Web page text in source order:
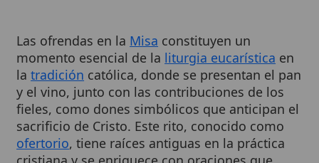
latradicióncatólica, donde se presentan el pan
y el vino, junto con las contribuciones de los
fieles, como dones simbólicos que anticipan el
sacrificio de Cristo. Este rito, conocido como
ofertorio, tiene raíces antiguas en la práctica
cristiana y se enriquece con oraciones que
invocan la bendicióndivina sobre los
elementos que se convertirán en el Cuerpo y la